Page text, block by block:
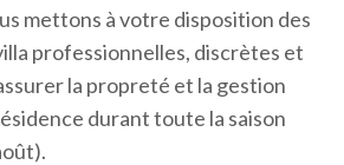
mettons à votre disposition des
professionnelles, discrètes et
la propreté et la gestion
durant toute la saison